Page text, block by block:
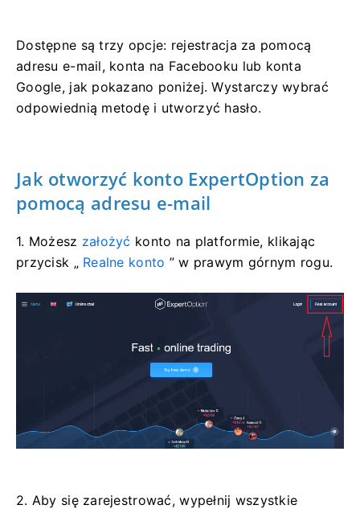
Dostępne są trzy opcje: rejestracja za pomocą
adresu e-mail, konta na Facebooku lub konta
Google, jak pokazano poniżej. Wystarczy wybrać
odpowiednią metodę i utworzyć hasło.
Jak otworzyć konto ExpertOption za
pomocą adresu e-mail
1. Możesz założyć konto na platformie, klikając
przycisk „ Realne konto ” w prawym górnym rogu.
2. Aby się zarejestrować, wypełnij wszystkie